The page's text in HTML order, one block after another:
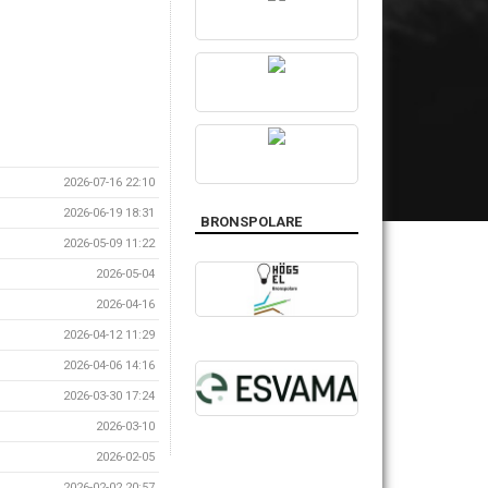
2026-07-16 22:10
2026-06-19 18:31
2026-05-09 11:22
2026-05-04
2026-04-16
2026-04-12 11:29
2026-04-06 14:16
2026-03-30 17:24
2026-03-10
2026-02-05
BRONSPOLARE